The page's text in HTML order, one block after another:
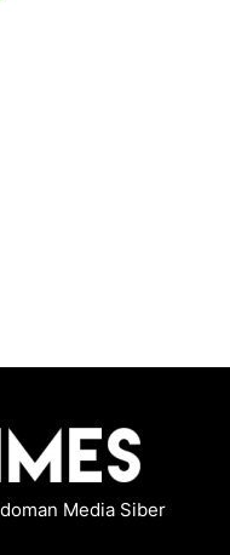
Media Siber